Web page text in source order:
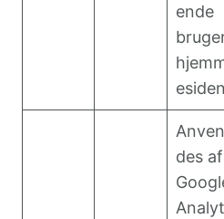
ende
Anven
des af